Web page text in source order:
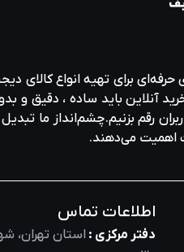
برای تهیه‌ انواع کالای
آنلاین باید ساده ، دقیق و
رقم بزنیم.چشم‌انداز ما
اهمیت می‌دهند.
اطلاعات تماس
دفتر مرکزی : استان تهران،